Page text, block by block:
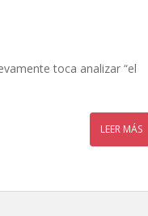
toca analizar “el
LEER MÁS